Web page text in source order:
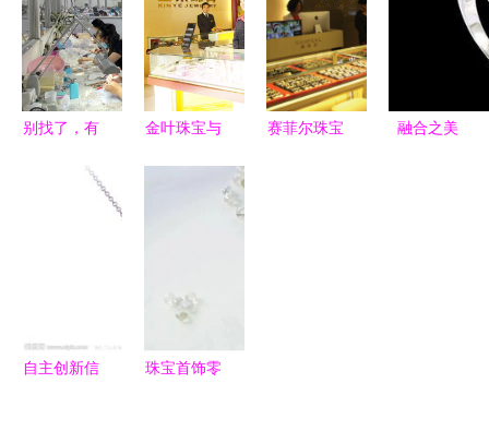
文具传承匠
心之美
助力零售增
长
值
别找了，有
金叶珠宝与
赛菲尔珠宝
融合之美
自主创新信
珠宝首饰零